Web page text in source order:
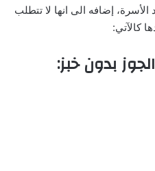
الأسرة، إضافه الى انها لا تتطلب
كالآتي:
بدون خبز: